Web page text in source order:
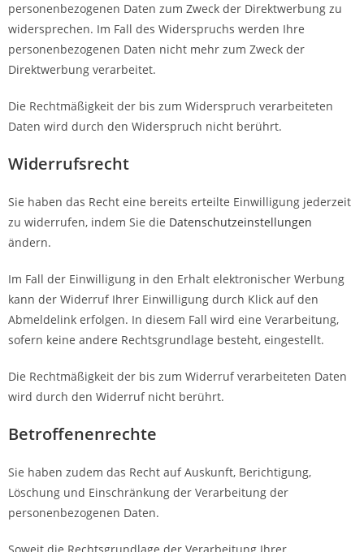
personenbezogenen Daten zum Zweck der Direktwerbung zu
widersprechen. Im Fall des Widerspruchs werden Ihre
personenbezogenen Daten nicht mehr zum Zweck der
Direktwerbung verarbeitet.
Die Rechtmäßigkeit der bis zum Widerspruch verarbeiteten
Daten wird durch den Widerspruch nicht berührt.
Widerrufsrecht
Sie haben das Recht eine bereits erteilte Einwilligung jederzeit
zu widerrufen, indem Sie die Datenschutzeinstellungen
ändern.
Im Fall der Einwilligung in den Erhalt elektronischer Werbung
kann der Widerruf Ihrer Einwilligung durch Klick auf den
Abmeldelink erfolgen. In diesem Fall wird eine Verarbeitung,
sofern keine andere Rechtsgrundlage besteht, eingestellt.
Die Rechtmäßigkeit der bis zum Widerruf verarbeiteten Daten
wird durch den Widerruf nicht berührt.
Betroffenenrechte
Sie haben zudem das Recht auf Auskunft, Berichtigung,
Löschung und Einschränkung der Verarbeitung der
personenbezogenen Daten.